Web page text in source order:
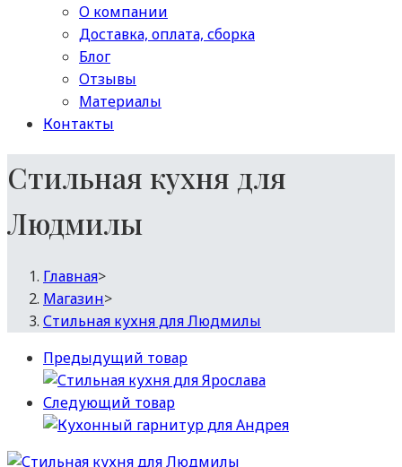
О компании
Доставка, оплата, сборка
Блог
Отзывы
Материалы
Контакты
Стильная кухня для
Людмилы
Главная>
Магазин>
Стильная кухня для Людмилы
Предыдущий товар
Следующий товар